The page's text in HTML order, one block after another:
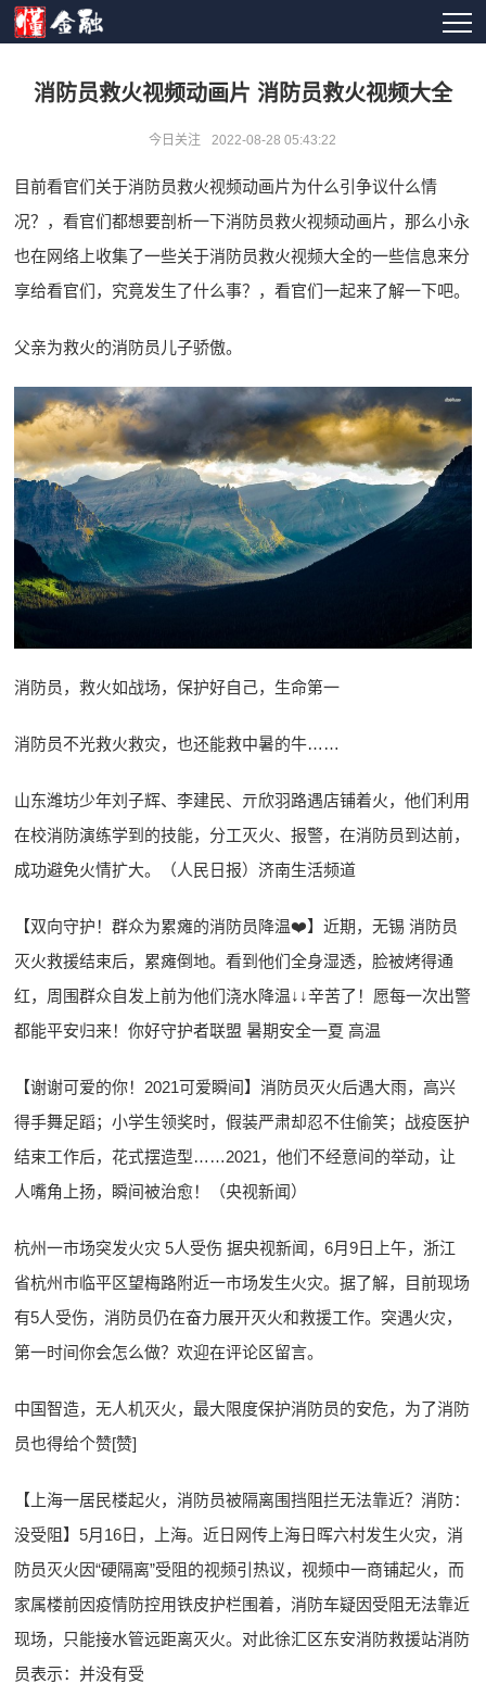
消防员救火视频动画片 消防员救火视频大全
今日关注 2022-08-28 05:43:22
目前看官们关于消防员救火视频动画片为什么引争议什么情
况？，看官们都想要剖析一下消防员救火视频动画片，那么小永
也在网络上收集了一些关于消防员救火视频大全的一些信息来分
享给看官们，究竟发生了什么事？，看官们一起来了解一下吧。
父亲为救火的消防员儿子骄傲。
消防员，救火如战场，保护好自己，生命第一
消防员不光救火救灾，也还能救中暑的牛……
山东潍坊少年刘子辉、李建民、亓欣羽路遇店铺着火，他们利用
在校消防演练学到的技能，分工灭火、报警，在消防员到达前，
成功避免火情扩大。（人民日报）济南生活频道
【双向守护！群众为累瘫的消防员降温❤️】近期，无锡 消防员
灭火救援结束后，累瘫倒地。看到他们全身湿透，脸被烤得通
红，周围群众自发上前为他们浇水降温↓↓辛苦了！愿每一次出警
都能平安归来！你好守护者联盟 暑期安全一夏 高温
【谢谢可爱的你！2021可爱瞬间】消防员灭火后遇大雨，高兴
得手舞足蹈；小学生领奖时，假装严肃却忍不住偷笑；战疫医护
结束工作后，花式摆造型……2021，他们不经意间的举动，让
人嘴角上扬，瞬间被治愈！（央视新闻）
杭州一市场突发火灾 5人受伤 据央视新闻，6月9日上午，浙江
省杭州市临平区望梅路附近一市场发生火灾。据了解，目前现场
有5人受伤，消防员仍在奋力展开灭火和救援工作。突遇火灾，
第一时间你会怎么做？欢迎在评论区留言。
中国智造，无人机灭火，最大限度保护消防员的安危，为了消防
员也得给个赞[赞]
【上海一居民楼起火，消防员被隔离围挡阻拦无法靠近？消防：
没受阻】5月16日，上海。近日网传上海日晖六村发生火灾，消
防员灭火因“硬隔离”受阻的视频引热议，视频中一商铺起火，而
家属楼前因疫情防控用铁皮护栏围着，消防车疑因受阻无法靠近
现场，只能接水管远距离灭火。对此徐汇区东安消防救援站消防
员表示：并没有受